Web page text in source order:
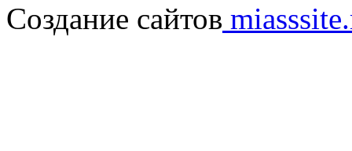
Создание сайтов